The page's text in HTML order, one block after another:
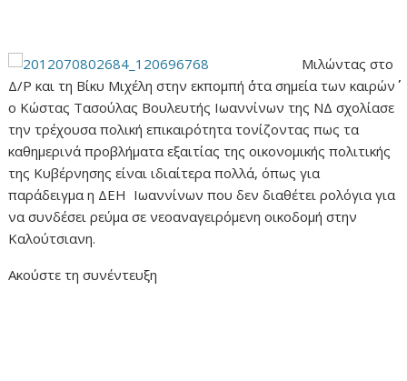
Μιλώντας στο
Δ/Ρ και τη Βίκυ Μιχέλη στην εκπομπή ΄΄στα σημεία των καιρών΄΄
ο Κώστας Τασούλας Βουλευτής Ιωαννίνων της ΝΔ σχολίασε
την τρέχουσα πολική επικαιρότητα τονίζοντας πως τα
καθημερινά προβλήματα εξαιτίας της οικονομικής πολιτικής
της Κυβέρνησης είναι ιδιαίτερα πολλά, όπως για
παράδειγμα η ΔΕΗ Ιωαννίνων που δεν διαθέτει ρολόγια για
να συνδέσει ρεύμα σε νεοαναγειρόμενη οικοδομή στην
Καλούτσιανη.
Ακούστε τη συνέντευξη